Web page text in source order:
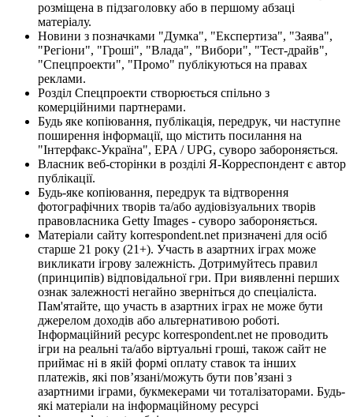
розміщена в підзаголовку або в першому абзаці
матеріалу.
Новини з позначками "Думка", "Експертиза", "Заява",
"Регіони", "Гроші", "Влада", "Вибори", "Тест-драйв",
"Спецпроекти", "Промо" публікуються на правах
реклами.
Розділ Спецпроекти створюється спільно з
комерційними партнерами.
Будь яке копіювання, публікація, передрук, чи наступне
поширення інформації, що містить посилання на
"Інтерфакс-Україна", EPA / UPG, суворо забороняється.
Власник веб-сторінки в розділі Я-Корреспондент є автор
публікації.
Будь-яке копіювання, передрук та відтворення
фотографічних творів та/або аудіовізуальних творів
правовласника Getty Images - суворо забороняється.
Матеріали сайту korrespondent.net призначені для осіб
старше 21 року (21+). Участь в азартних іграх може
викликати ігрову залежність. Дотримуйтесь правил
(принципів) відповідальної гри. При виявленні перших
ознак залежності негайно зверніться до спеціаліста.
Пам'ятайте, що участь в азартних іграх не може бути
джерелом доходів або альтернативою роботі.
Інформаційний ресурс korrespondent.net не проводить
ігри на реальні та/або віртуальні гроші, також сайт не
приймає ні в якій формі оплату ставок та інших
платежів, які пов’язані/можуть бути пов’язані з
азартними іграми, букмекерами чи тоталізаторами. Будь-
які матеріали на інформаційному ресурсі